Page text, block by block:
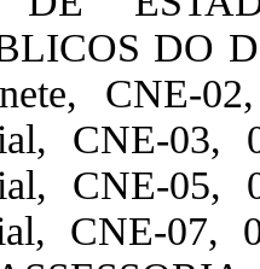
DO
CNE-
CNE-03,
CNE-05,
CNE-07,